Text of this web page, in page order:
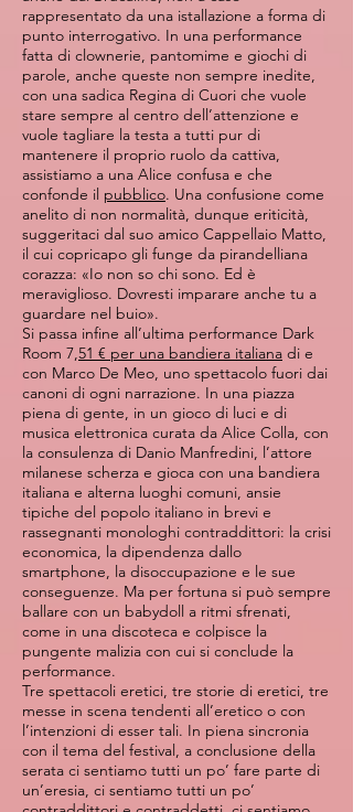
rappresentato da una istallazione a forma di
punto interrogativo. In una performance
fatta di clownerie, pantomime e giochi di
parole, anche queste non sempre inedite,
con una sadica Regina di Cuori che vuole
stare sempre al centro dell’attenzione e
vuole tagliare la testa a tutti pur di
mantenere il proprio ruolo da cattiva,
assistiamo a una Alice confusa e che
confonde il pubblico. Una confusione come
anelito di non normalità, dunque eriticità,
suggeritaci dal suo amico Cappellaio Matto,
il cui copricapo gli funge da pirandelliana
corazza: «Io non so chi sono. Ed è
meraviglioso. Dovresti imparare anche tu a
guardare nel buio».
Si passa infine all’ultima performance Dark
Room 7,51 € per una bandiera italiana di e
con Marco De Meo, uno spettacolo fuori dai
canoni di ogni narrazione. In una piazza
piena di gente, in un gioco di luci e di
musica elettronica curata da Alice Colla, con
la consulenza di Danio Manfredini, l’attore
milanese scherza e gioca con una bandiera
italiana e alterna luoghi comuni, ansie
tipiche del popolo italiano in brevi e
rassegnanti monologhi contraddittori: la crisi
economica, la dipendenza dallo
smartphone, la disoccupazione e le sue
conseguenze. Ma per fortuna si può sempre
ballare con un babydoll a ritmi sfrenati,
come in una discoteca e colpisce la
pungente malizia con cui si conclude la
performance.
Tre spettacoli eretici, tre storie di eretici, tre
messe in scena tendenti all’eretico o con
l’intenzioni di esser tali. In piena sincronia
con il tema del festival, a conclusione della
serata ci sentiamo tutti un po’ fare parte di
un’eresia, ci sentiamo tutti un po’